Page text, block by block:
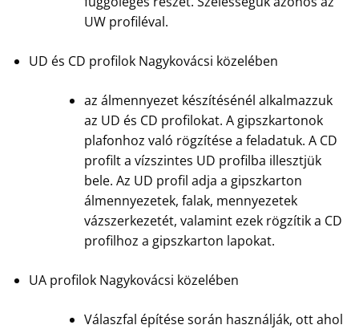
UW profiléval.
UD és CD profilok Nagykovácsi közelében
az álmennyezet készítésénél alkalmazzuk
az UD és CD profilokat. A gipszkartonok
plafonhoz való rögzítése a feladatuk. A CD
profilt a vízszintes UD profilba illesztjük
bele. Az UD profil adja a gipszkarton
álmennyezetek, falak, mennyezetek
vázszerkezetét, valamint ezek rögzítik a CD
profilhoz a gipszkarton lapokat.
UA profilok Nagykovácsi közelében
Válaszfal építése során használják, ott ahol